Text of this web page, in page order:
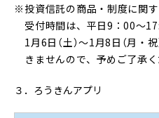
投資信託の商品・制度に関
受付時間は、平日9：00～
1月6日（土）～1月8日（月・
きませんので、予めご了承く
３．ろうきんアプリ